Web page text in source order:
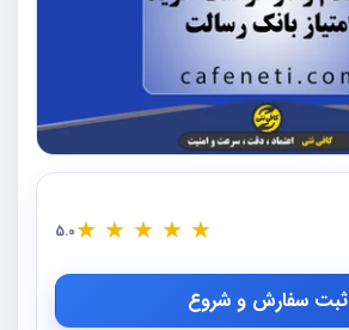
★
★
★
★
★
5.0
ثبت سفارش و شروع